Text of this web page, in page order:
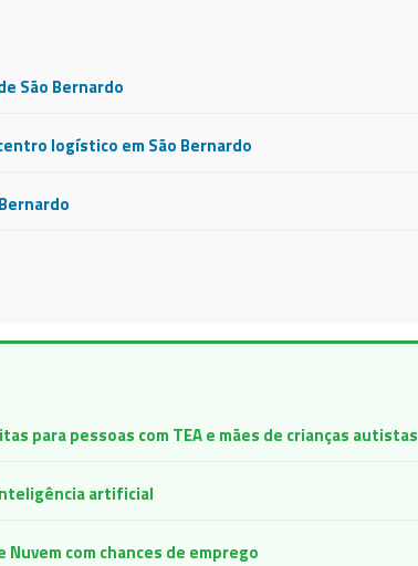
São Bernardo
logístico em São Bernardo
para pessoas com TEA e mães de crianças autistas
artificial
com chances de emprego